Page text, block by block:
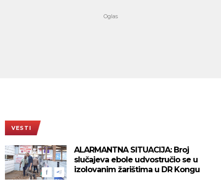
VESTI
ALARMANTNA SITUACIJA: Broj
slučajeva ebole udvostručio se u
izolovanim žarištima u DR Kongu